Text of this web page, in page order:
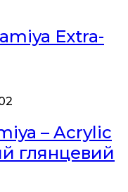
Extra-
– Acrylic
глянцевий